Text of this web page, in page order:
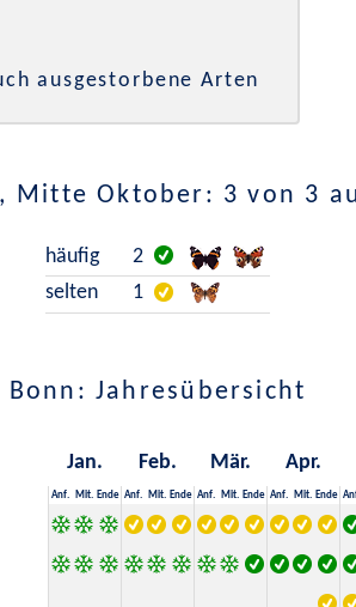
ausgestorbene Arten
Mitte Oktober: 3 von 3
häufig
2
selten
1
Bonn: Jahresübersicht
Jan. Feb. Mär. Apr.
Anf. Mit. Ende Anf. Mit. Ende Anf. Mit. Ende Anf. Mit. Ende